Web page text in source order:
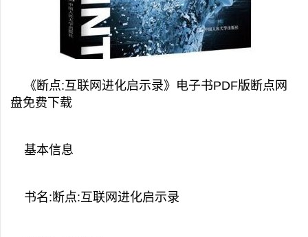
《断点:互联网进化启示录》电子书PDF版断点网
盘免费下载
基本信息
书名:断点:互联网进化启示录